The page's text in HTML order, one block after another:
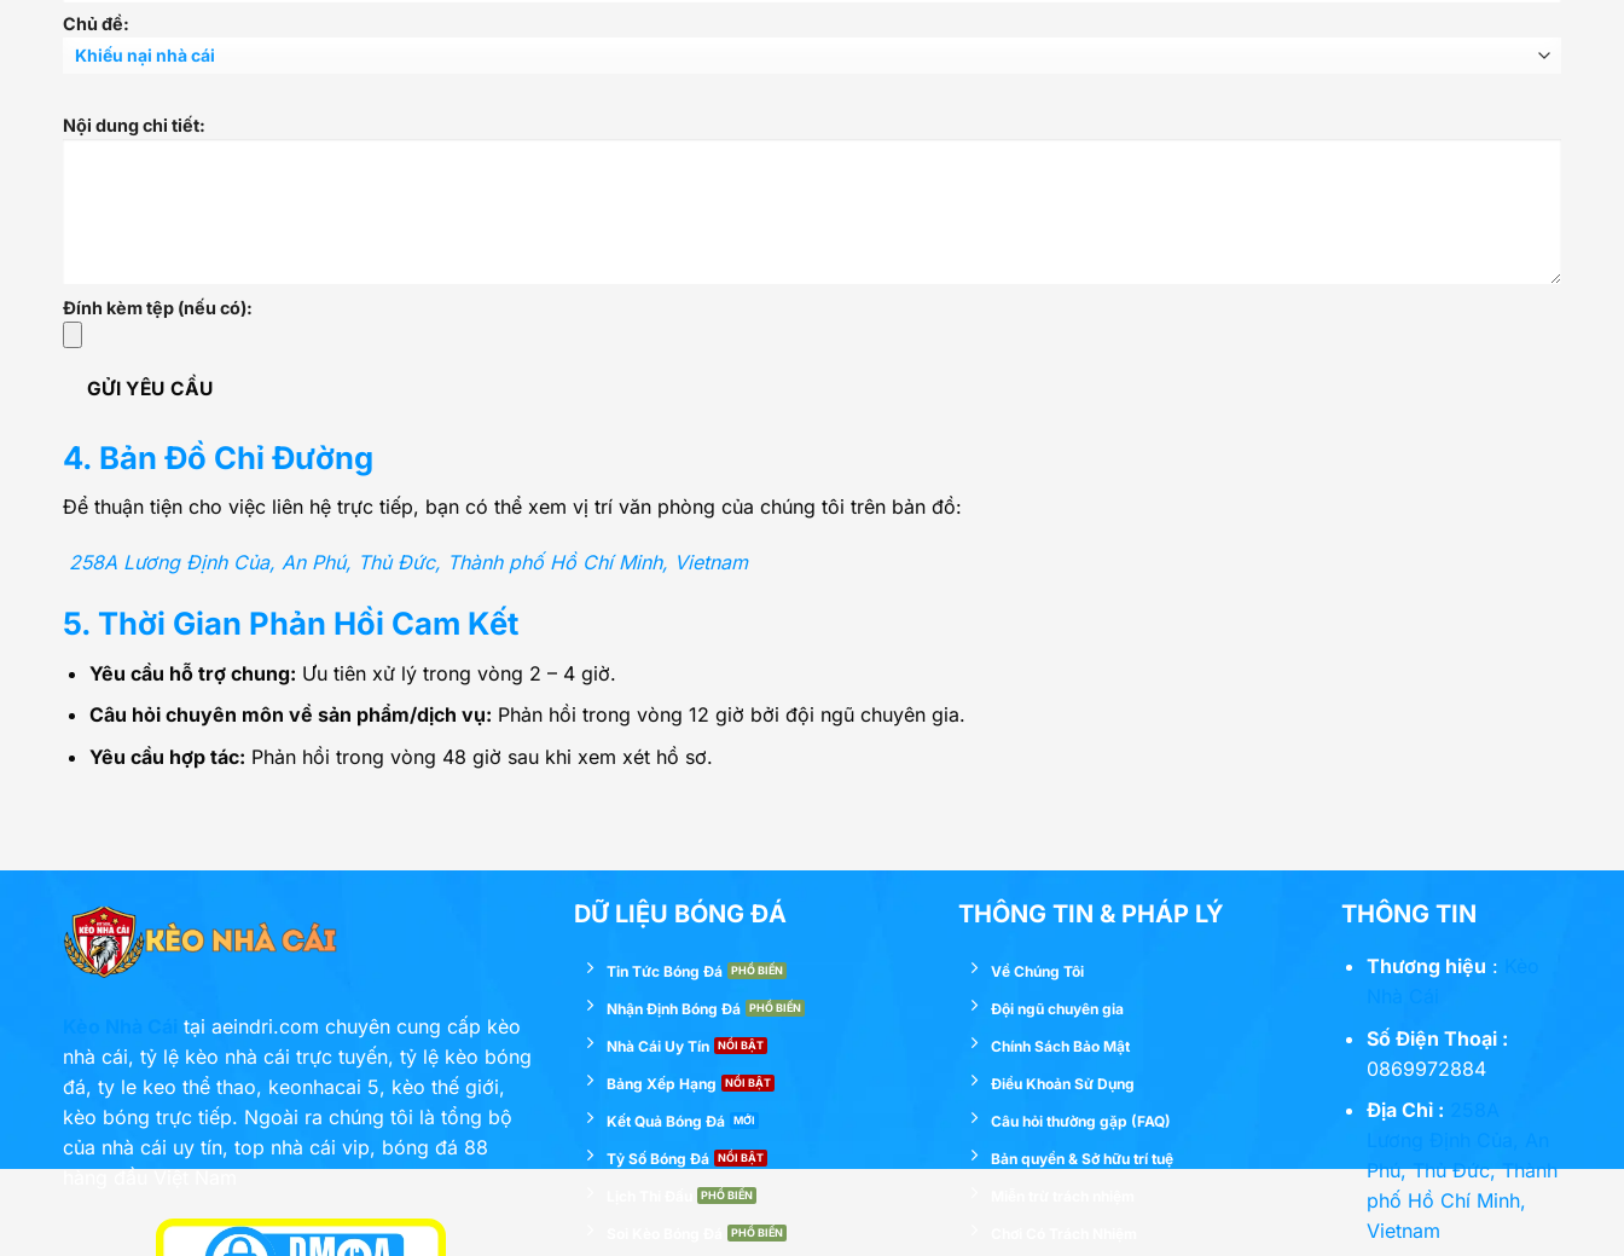
Chủ đề:
Nội dung chi tiết:
Đính kèm tệp (nếu có):
GỬI YÊU CẦU
4. Bản Đồ Chỉ Đường
Để thuận tiện cho việc liên hệ trực tiếp, bạn có thể xem vị trí văn phòng của chúng tôi trên bản đồ:
258A Lương Định Của, An Phú, Thủ Đức, Thành phố Hồ Chí Minh, Vietnam
5. Thời Gian Phản Hồi Cam Kết
Yêu cầu hỗ trợ chung: Ưu tiên xử lý trong vòng 2 – 4 giờ.
Câu hỏi chuyên môn về sản phẩm/dịch vụ: Phản hồi trong vòng 12 giờ bởi đội ngũ chuyên gia.
Yêu cầu hợp tác: Phản hồi trong vòng 48 giờ sau khi xem xét hồ sơ.
tại aeindri.com chuyên cung cấp kèo
nhà cái, tỷ lệ kèo nhà cái trực tuyến, tỷ lệ kèo bóng
đá, ty le keo thể thao, keonhacai 5, kèo thế giới,
kèo bóng trực tiếp. Ngoài ra chúng tôi là tổng bộ
của nhà cái uy tín, top nhà cái vip, bóng đá 88
DỮ LIỆU BÓNG ĐÁ
Tin Tức Bóng Đá
Nhận Định Bóng Đá
Nhà Cái Uy Tín
Bảng Xếp Hạng
Kết Quả Bóng Đá
Tỷ Số Bóng Đá
THÔNG TIN & PHÁP LÝ
Về Chúng Tôi
Đội ngũ chuyên gia
Chính Sách Bảo Mật
Điều Khoản Sử Dụng
Câu hỏi thường gặp (FAQ)
Bản quyền & Sở hữu trí tuệ
THÔNG TIN
Thương hiệu :
Số Điện Thoại :
0869972884
Địa Chỉ :
Phú, Thủ Đức, Thành
phố Hồ Chí Minh,
Vietnam